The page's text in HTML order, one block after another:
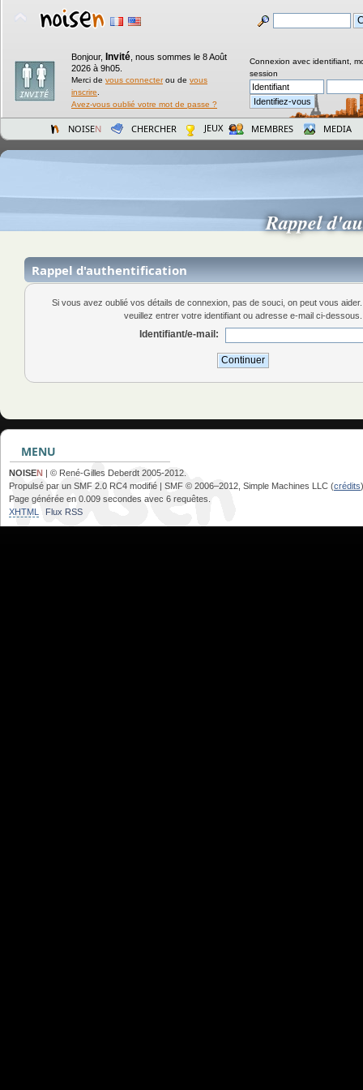
Bonjour, Invité nous sommes le 8 Août
2026 à 9h05.
Merci de vous connecterou de vous
inscrire
Avez-vous oublié votre mot de passe ?
Connexion avec identifiant,
session
NOISEN CHERCHER JEUX MEMBRES MEDIA
Rappel
Rappel d'authentification
Si vous avez oublié vos détails de connexion, pas de souci, on peut vous
veuillez entrer votre identifiant ou adresse e-mail ci-dessous.
Identifiant/e-mail:
MENU
NOISEN | © René-Gilles Deberdt 2005-2012.
Propulsé par un SMF 2.0 RC4 modifié | SMF © 2006–2012, Simple Machines LLC (crédits)
Page générée en 0.009 secondes avec 6 requêtes.
XHTML
Flux RSS